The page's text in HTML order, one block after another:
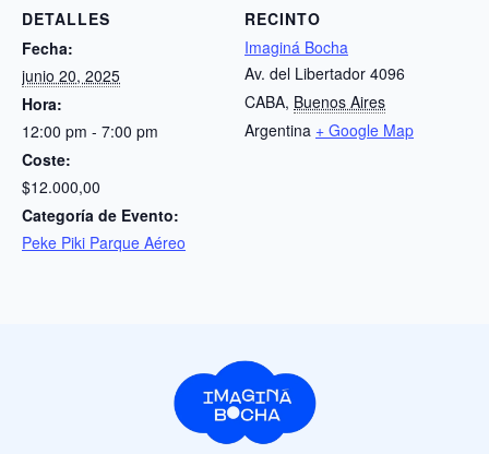
DETALLES
Fecha:
junio 20, 2025
Hora:
12:00 pm - 7:00 pm
Coste:
$12.000,00
Categoría de Evento:
Peke Piki Parque Aéreo
RECINTO
Imaginá Bocha
Av. del Libertador 4096
CABA, Buenos Aires
Argentina + Google Map